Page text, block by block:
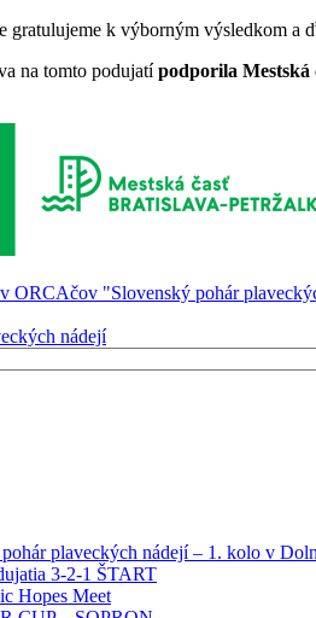
gratulujeme k výborným výsledkom a
na tomto podujatípodporila Mestská
ORCAčov "Slovenský pohár
nádejí
plaveckých nádejí – 1. kolo v
3-2-1 ŠTART
Hopes Meet